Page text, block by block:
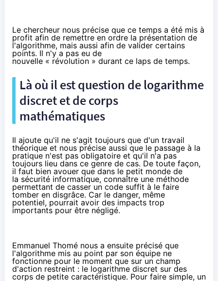
Le chercheur nous précise que ce temps a été mis à
profit afin de remettre en ordre la présentation de
l'algorithme, mais aussi afin de valider certains
points. Il n'y a pas eu de
nouvelle « révolution » durant ce laps de temps.
Là où il est question de logarithme
discret et de corps
mathématiques
Il ajoute qu'il ne s'agit toujours que d'un travail
théorique et nous précise aussi que le passage à la
pratique n'est pas obligatoire et qu'il n'a pas
toujours lieu dans ce genre de cas. De toute façon,
il faut bien avouer que dans le petit monde de
la sécurité informatique, connaître une méthode
permettant de casser un code suffit à le faire
tomber en disgrâce. Car le danger, même
potentiel, pourrait avoir des impacts trop
importants pour être négligé.
Emmanuel Thomé nous a ensuite précisé que
l'algorithme mis au point par son équipe ne
fonctionne pour le moment que sur un champ
d'action restreint : le logarithme discret sur des
corps de petite caractéristique. Pour faire simple, un